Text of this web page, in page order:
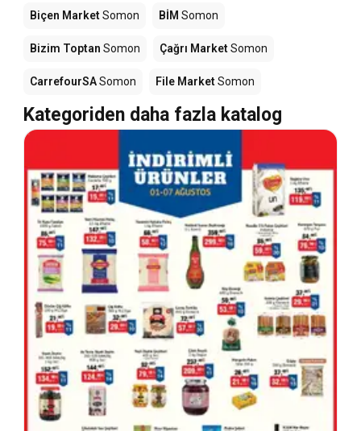
Biçen MarketSomon BİM Somon
Bizim Toptan Somon Çağrı MarketSomon
CarrefourSASomon File MarketSomon
Kategoriden daha fazla katalog